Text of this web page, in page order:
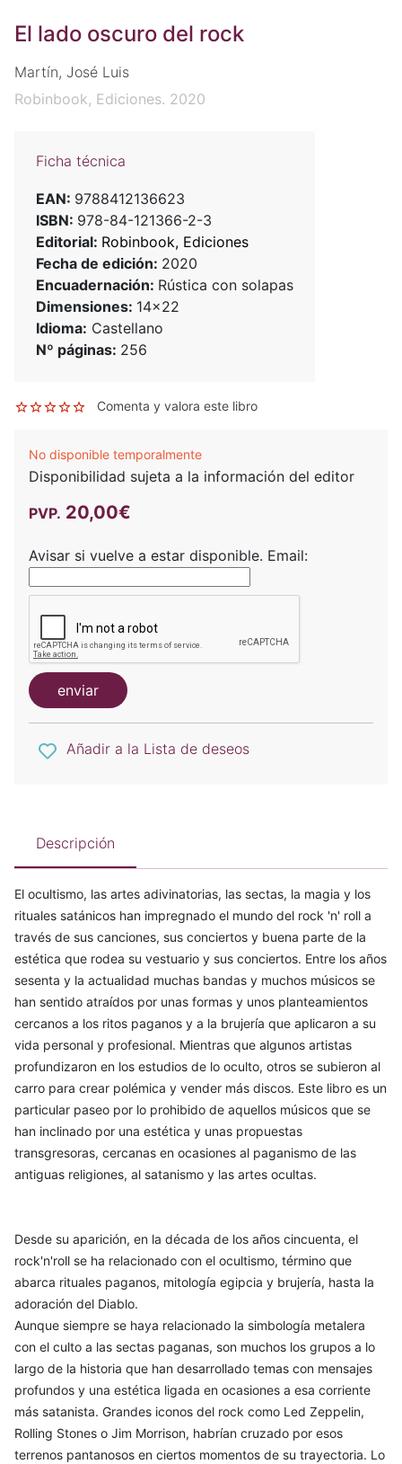
El lado oscuro del rock
Martín, José Luis
Robinbook, Ediciones. 2020
Ficha técnica
EAN: 9788412136623
ISBN: 978-84-121366-2-3
Editorial: Robinbook, Ediciones
Fecha de edición: 2020
Encuadernación: Rústica con solapas
Dimensiones: 14x22
Idioma: Castellano
Nº páginas: 256
Comenta y valora este libro
No disponible temporalmente
Disponibilidad sujeta a la información del editor
PVP. 20,00€
Avisar si vuelve a estar disponible. Email:
enviar
Añadir a la Lista de deseos
Descripción
El ocultismo, las artes adivinatorias, las sectas, la magia y los
rituales satánicos han impregnado el mundo del rock 'n' roll a
través de sus canciones, sus conciertos y buena parte de la
estética que rodea su vestuario y sus conciertos. Entre los años
sesenta y la actualidad muchas bandas y muchos músicos se
han sentido atraídos por unas formas y unos planteamientos
cercanos a los ritos paganos y a la brujería que aplicaron a su
vida personal y profesional. Mientras que algunos artistas
profundizaron en los estudios de lo oculto, otros se subieron al
carro para crear polémica y vender más discos. Este libro es un
particular paseo por lo prohibido de aquellos músicos que se
han inclinado por una estética y unas propuestas
transgresoras, cercanas en ocasiones al paganismo de las
antiguas religiones, al satanismo y las artes ocultas.
Desde su aparición, en la década de los años cincuenta, el
rock'n'roll se ha relacionado con el ocultismo, término que
abarca rituales paganos, mitología egipcia y brujería, hasta la
adoración del Diablo.
Aunque siempre se haya relacionado la simbología metalera
con el culto a las sectas paganas, son muchos los grupos a lo
largo de la historia que han desarrollado temas con mensajes
profundos y una estética ligada en ocasiones a esa corriente
más satanista. Grandes iconos del rock como Led Zeppelin,
Rolling Stones o Jim Morrison, habrían cruzado por esos
terrenos pantanosos en ciertos momentos de su trayectoria. Lo